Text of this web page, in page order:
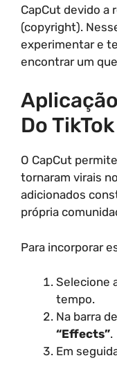
CapCut devido a
(copyright).
experimentar e
encontrar um
Do
O CapCut
tornaram virais
adicionados
própria
Para incorporar
Selecione
tempo.
Na barra
“Effects”.
Em